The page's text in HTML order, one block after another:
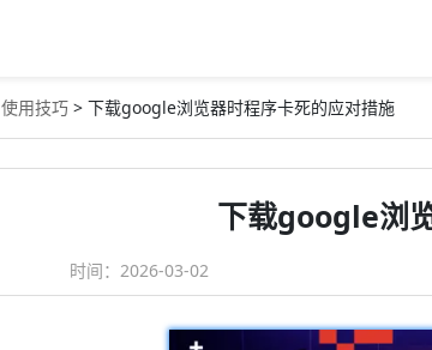
使用技巧 > 下载google浏览器时程序卡死的应对措施
下载google浏
时间：2026-03-02